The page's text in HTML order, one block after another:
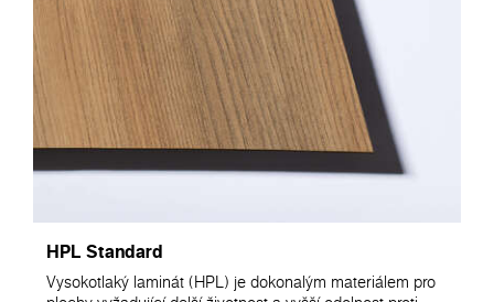
HPL Standard
Vysokotlaký laminát (HPL) je dokonalým materiálem pro